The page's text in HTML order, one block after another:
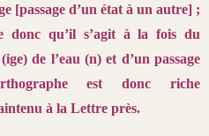
[passage d’un état à un autre] ;
donc qu’il s’agit à la fois du
de l’eau (n) et d’un passage
est donc riche
à la Lettre près.